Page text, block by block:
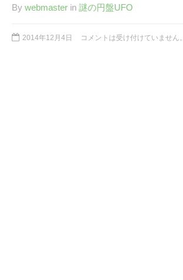
Total:
By webmaster in 謎の円盤UFO
2014年12月4日 コメントは受け付けていません。